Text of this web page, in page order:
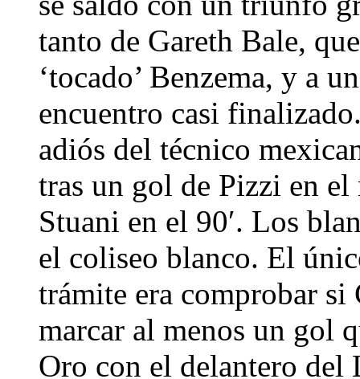
tanto de Gareth Bale,
‘tocado’ Benzema, y a
encuentro casi
adiós del técnico
tras un gol de Pizzi en
Stuani en el 90′. Los
el coliseo blanco. El
trámite era comprobar si
marcar al menos un gol
Oro con el delantero